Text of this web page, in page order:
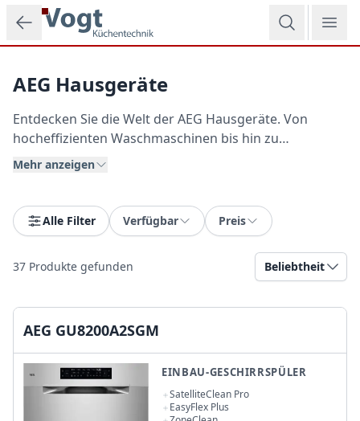
Zum Hauptinhalt springen
AEG Hausgeräte
Entdecken Sie die Welt der AEG Hausgeräte. Von
hocheffizienten Waschmaschinen bis hin zu
innovativen Kochfeldern – AEG verbindet intelligente
Funktionen mit modernem Design für Ihren gesamten
Mehr anzeigen
Alle Filter Verfügbar Preis
37 Produkte gefunden Beliebtheit
AEG GU8200A2SGM
EINBAU-GESCHIRRSPÜLER
SatelliteClean Pro
EasyFlex Plus